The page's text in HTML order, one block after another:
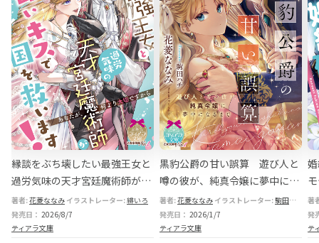
縁談をぶち壊したい最強王女と
過労気味の天才宮廷魔術師が甘
いキスで国を救います！
著者:花菱ななみ イラストレーター:緋いろ
発売日： 2026/8/7
ティアラ文庫
黒豹公爵の甘い誤算 遊び人と
噂の彼が、純真令嬢に夢中にな
るまで
著者:花菱ななみ イラストレーター:駒田ハチ
発売日： 2026/1/7
ティアラ文庫
で
著
発
テ